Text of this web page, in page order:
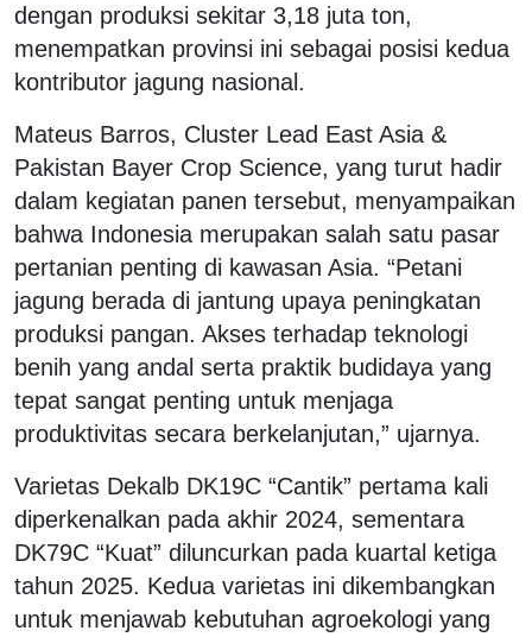
dengan produksi sekitar 3,18 juta ton,
menempatkan provinsi ini sebagai posisi kedua
kontributor jagung nasional.
Mateus Barros, Cluster Lead East Asia &
Pakistan Bayer Crop Science, yang turut hadir
dalam kegiatan panen tersebut, menyampaikan
bahwa Indonesia merupakan salah satu pasar
pertanian penting di kawasan Asia. “Petani
jagung berada di jantung upaya peningkatan
produksi pangan. Akses terhadap teknologi
benih yang andal serta praktik budidaya yang
tepat sangat penting untuk menjaga
produktivitas secara berkelanjutan,” ujarnya.
Varietas Dekalb DK19C “Cantik” pertama kali
diperkenalkan pada akhir 2024, sementara
DK79C “Kuat” diluncurkan pada kuartal ketiga
tahun 2025. Kedua varietas ini dikembangkan
untuk menjawab kebutuhan agroekologi yang